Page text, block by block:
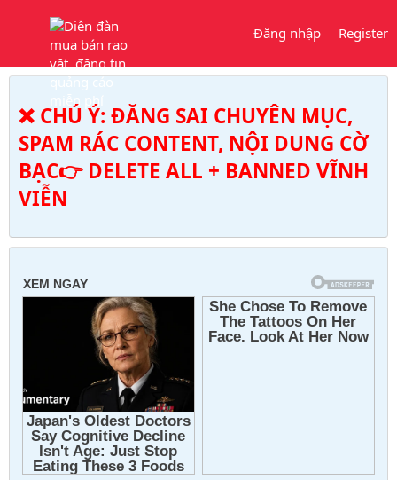
Đăng nhập Register
❌ CHÚ Ý: ĐĂNG SAI CHUYÊN MỤC,
SPAM RÁC CONTENT, NỘI DUNG CỜ
BẠC👉 DELETE ALL + BANNED VĨNH
VIỄN